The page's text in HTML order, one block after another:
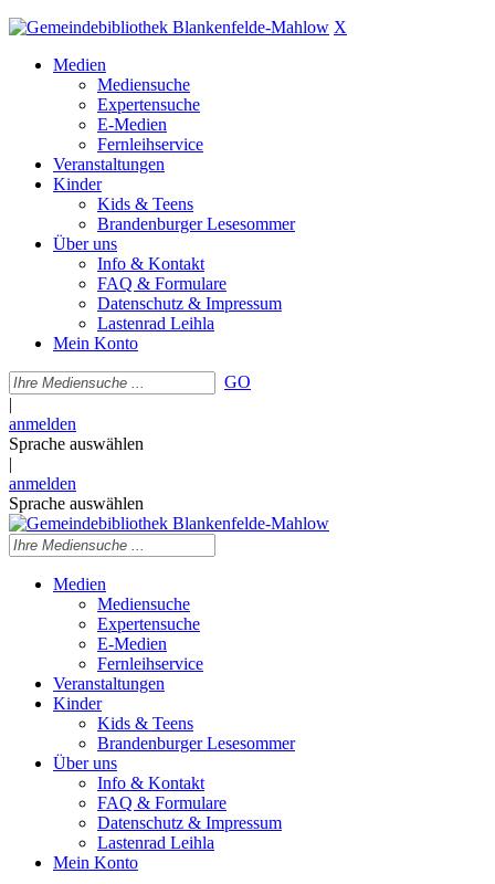
X
Medien
Mediensuche
Expertensuche
E-Medien
Fernleihservice
Veranstaltungen
Kinder
Kids & Teens
Brandenburger Lesesommer
Über uns
Info & Kontakt
FAQ & Formulare
Datenschutz & Impressum
Lastenrad Leihla
Mein Konto
GO
|
anmelden
Sprache auswählen
|
anmelden
Sprache auswählen
Medien
Mediensuche
Expertensuche
E-Medien
Fernleihservice
Veranstaltungen
Kinder
Kids & Teens
Brandenburger Lesesommer
Über uns
Info & Kontakt
FAQ & Formulare
Datenschutz & Impressum
Lastenrad Leihla
Mein Konto